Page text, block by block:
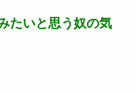
たいと思う奴の気